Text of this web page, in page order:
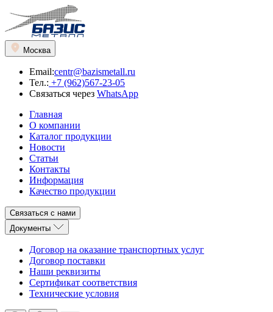
Москва
Email:centr@bazismetall.ru
Тел.: +7 (962)567-23-05
Связаться через WhatsApp
Главная
О компании
Каталог продукции
Новости
Статьи
Контакты
Информация
Качество продукции
Связаться с нами
Документы
Договор на оказание транспортных услуг
Договор поставки
Наши реквизиты
Сертификат соответствия
Технические условия